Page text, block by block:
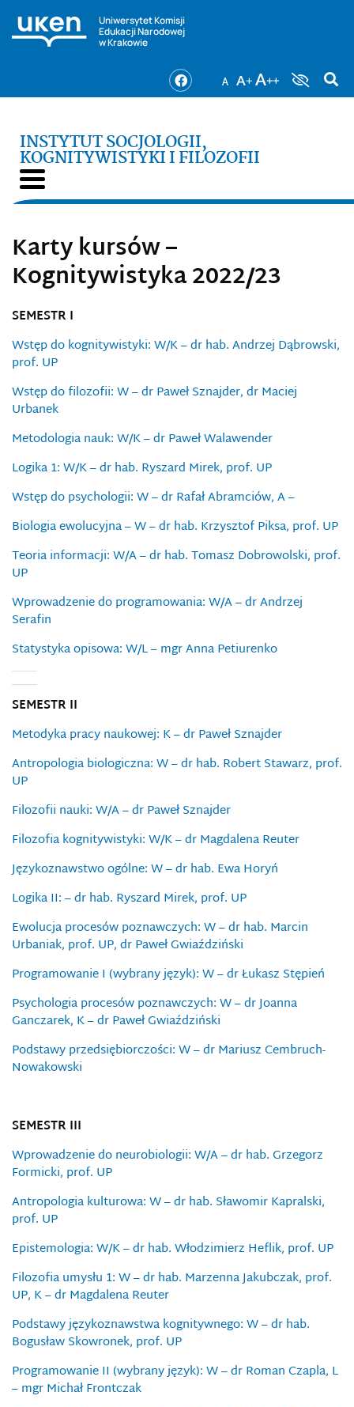
Uniwersytet Komisji
Edukacji Narodowej
w Krakowie
INSTYTUT SOCJOLOGII,
KOGNITYWISTYKI I FILOZOFII
Karty kursów –
Kognitywistyka 2022/23
SEMESTR I
Wstęp do kognitywistyki: W/K – dr hab. Andrzej Dąbrowski,
prof. UP
Wstęp do filozofii: W – dr Paweł Sznajder, dr Maciej
Urbanek
Metodologia nauk: W/K – dr Paweł Walawender
Logika 1: W/K – dr hab. Ryszard Mirek, prof. UP
Wstęp do psychologii: W – dr Rafał Abramciów, A –
Biologia ewolucyjna – W – dr hab. Krzysztof Piksa, prof. UP
Teoria informacji: W/A – dr hab. Tomasz Dobrowolski, prof.
UP
Wprowadzenie do programowania: W/A – dr Andrzej
Serafin
Statystyka opisowa: W/L – mgr Anna Petiurenko
SEMESTR II
Metodyka pracy naukowej: K – dr Paweł Sznajder
Antropologia biologiczna: W – dr hab. Robert Stawarz, prof.
UP
Filozofii nauki: W/A – dr Paweł Sznajder
Filozofia kognitywistyki: W/K – dr Magdalena Reuter
Językoznawstwo ogólne: W – dr hab. Ewa Horyń
Logika II: – dr hab. Ryszard Mirek, prof. UP
Ewolucja procesów poznawczych: W – dr hab. Marcin
Urbaniak, prof. UP, dr Paweł Gwiaździński
Programowanie I (wybrany język): W – dr Łukasz Stępień
Psychologia procesów poznawczych: W – dr Joanna
Ganczarek, K – dr Paweł Gwiaździński
Podstawy przedsiębiorczości: W – dr Mariusz Cembruch-
Nowakowski
SEMESTR III
Wprowadzenie do neurobiologii: W/A – dr hab. Grzegorz
Formicki, prof. UP
Antropologia kulturowa: W – dr hab. Sławomir Kapralski,
prof. UP
Epistemologia: W/K – dr hab. Włodzimierz Heflik, prof. UP
Filozofia umysłu 1: W – dr hab. Marzenna Jakubczak, prof.
UP, K – dr Magdalena Reuter
Podstawy językoznawstwa kognitywnego: W – dr hab.
Bogusław Skowronek, prof. UP
Programowanie II (wybrany język): W – dr Roman Czapla, L
– mgr Michał Frontczak